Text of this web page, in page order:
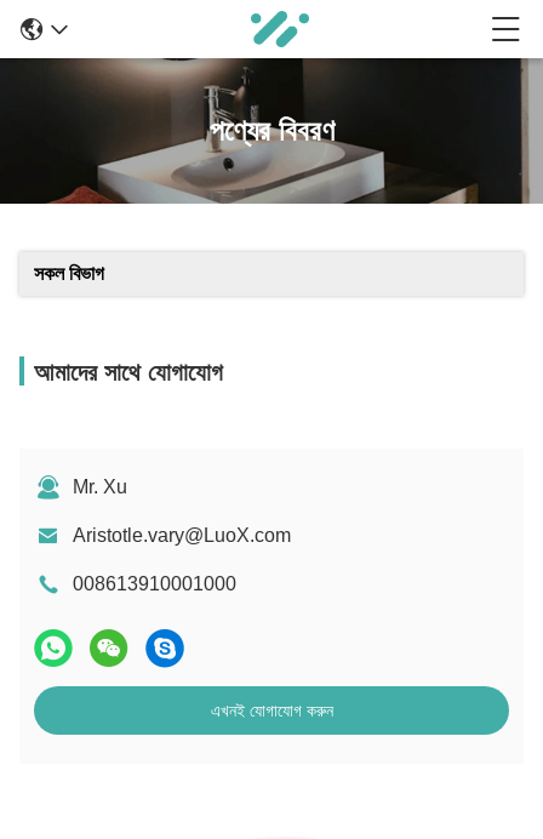
পণ্যের বিবরণ
সকল বিভাগ
আমাদের সাথে যোগাযোগ
Mr. Xu
Aristotle.vary@LuoX.com
008613910001000
এখনই যোগাযোগ করুন